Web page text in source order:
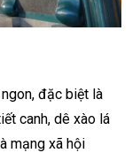
đặc biệt là
canh, dê xào lá
mạng xã hội